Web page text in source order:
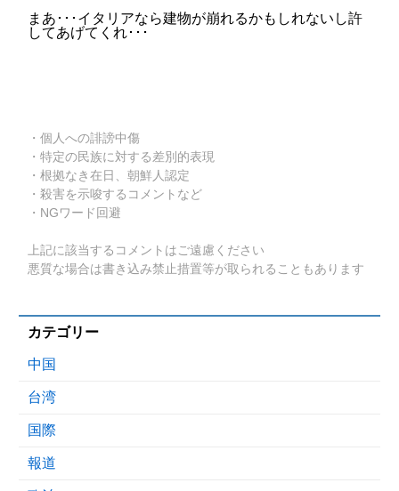
まあ･･･イタリアなら建物が崩れるかもしれないし許
してあげてくれ･･･
・個人への誹謗中傷
・特定の民族に対する差別的表現
・根拠なき在日、朝鮮人認定
・殺害を示唆するコメントなど
・NGワード回避
上記に該当するコメントはご遠慮ください
悪質な場合は書き込み禁止措置等が取られることもあります
カテゴリー
中国
台湾
国際
報道